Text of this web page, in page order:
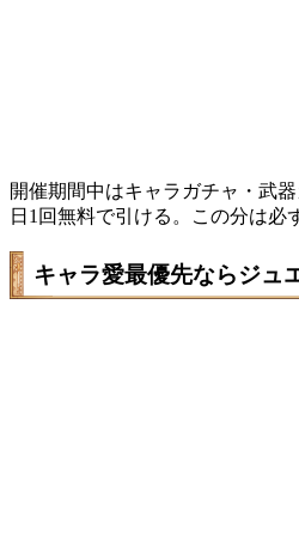
開催期間中はキャラガチャ・武
日1回無料で引ける。この分は必
キャラ愛最優先ならジュ